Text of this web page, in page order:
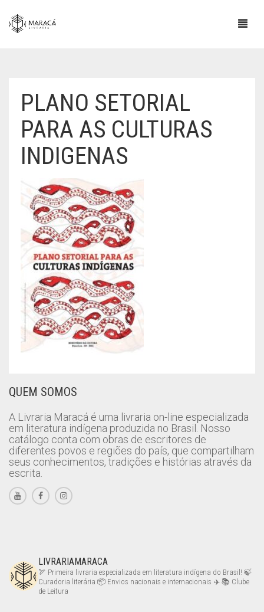
PLANO SETORIAL
PARA AS CULTURAS
INDIGENAS
QUEM SOMOS
A Livraria Maracá é uma livraria on-line especializada
em literatura indígena produzida no Brasil. Nosso
catálogo conta com obras de escritores de
diferentes povos e regiões do país, que compartilham
seus conhecimentos, tradições e histórias através da
escrita.
LIVRARIAMARACA
🏹 Primeira livraria especializada em literatura indígena do Brasil! 🍃
Curadoria literária 📦 Envios nacionais e internacionais ✈️ 📚 Clube
de Leitura